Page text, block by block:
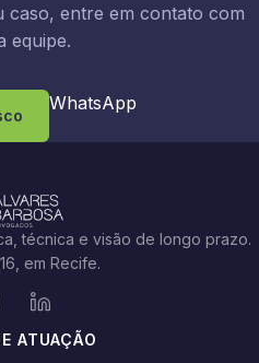
caso, entre em contato com
equipe.
WhatsApp
técnica e visão de longo prazo.
em Recife.
ATUAÇÃO